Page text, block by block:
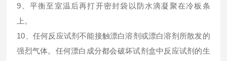
9、平衡至室温后再打开密封袋以防水滴凝聚在冷板条
上。
10、任何反应试剂不能接触漂白溶剂或漂白溶剂所散发的
强烈气体。任何漂白成分都会破坏试剂盒中反应试剂的生